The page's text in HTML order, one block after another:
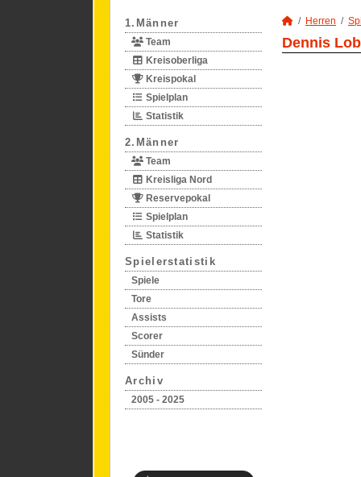
1.Männer
Team
Kreisoberliga
Kreispokal
Spielplan
Statistik
2.Männer
Team
Kreisliga Nord
Reservepokal
Spielplan
Statistik
Spielerstatistik
Spiele
Tore
Assists
Scorer
Sünder
Archiv
2005 - 2025
Herren
Dennis